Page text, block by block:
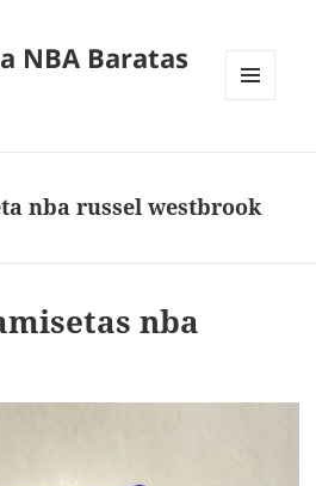
NBA Baratas
nba russel westbrook
nba